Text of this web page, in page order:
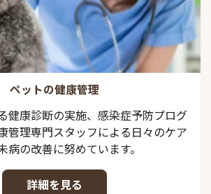
ペットの健康管理
健康診断の実施、感染症予防プログ
管理専門スタッフによる日々のケア
病の改善に努めています。
詳細を見る